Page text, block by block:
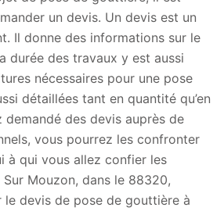
un devis. Un devis est un
Il donne des informations sur le
durée des travaux y est aussi
nécessaires pour une pose
détaillées tant en quantité qu’en
demandé des devis auprès de
vous pourrez les confronter
à qui vous allez confier les
Mouzon, dans le 88320,
le devis de pose de gouttière à